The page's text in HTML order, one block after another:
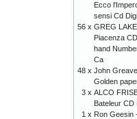
Ecco
sensi Cd
56 x GREG
Piacenza
hand
Ca
48 x John
Golden
3 x ALCO
Bateleur CD
1 x Ron Geesin